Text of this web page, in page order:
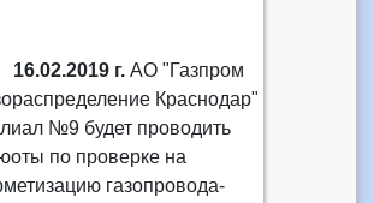
г.АО "Газпром
Краснодар"
№9 будет проводить
по проверке на
газопровода-